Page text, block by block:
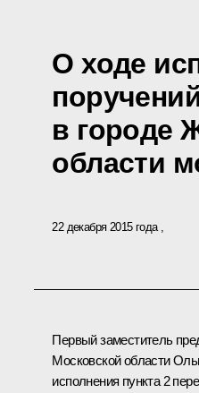
О ходе
в городе
области
22 декабря 2015 года
Первый заместитель
Московской области
исполнения пункта 2